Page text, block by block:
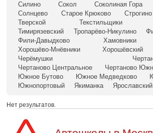
Силино
Сокол Соколиная Гора
Солнцево
Старое Крюково Строгино
Тверской
Текстильщики
Тимирязевский
Тропарёво-Никулино
Фили-Давыдково
Хамовники
Хорошёво-Мнёвники
Хорошёвский
Черёмушки
Чертаново Центральное
Чертаново
Южное Бутово
Южное Медведково
Южнопортовый
Якиманка Ярославский
Нет результатов.